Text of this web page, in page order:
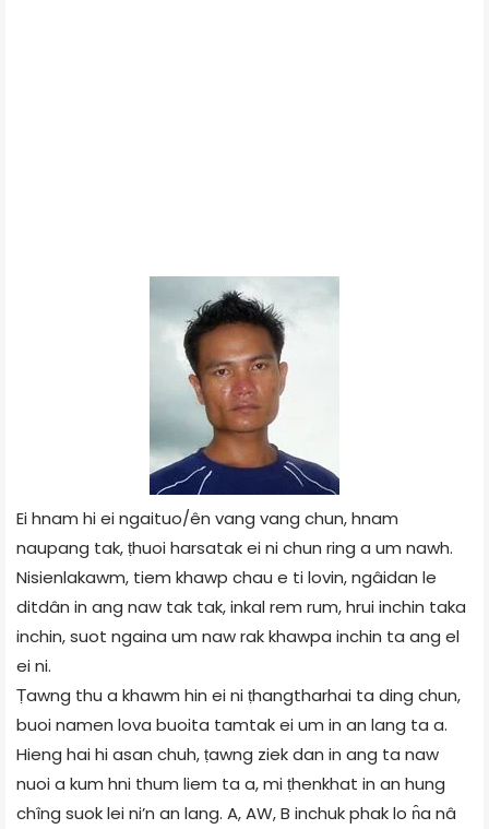
Ei hnam hi ei ngaituo/ên vang vang chun, hnam
naupang tak, ṭhuoi harsatak ei ni chun ring a um nawh.
Nisienlakawm, tiem khawp chau e ti lovin, ngâidan le
ditdân in ang naw tak tak, inkal rem rum, hrui inchin taka
inchin, suot ngaina um naw rak khawpa inchin ta ang el
ei ni.
Ṭawng thu a khawm hin ei ni ṭhangtharhai ta ding chun,
buoi namen lova buoita tamtak ei um in an lang ta a.
Hieng hai hi asan chuh, ṭawng ziek dan in ang ta naw
nuoi a kum hni thum liem ta a, mi ṭhenkhat in an hung
chîng suok lei ni’n an lang. A, AW, B inchuk phak lo n̂a nâ